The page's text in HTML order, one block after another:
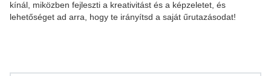
kínál, miközben fejleszti a kreativitást és a képzeletet, és
lehetőséget ad arra, hogy te irányítsd a saját űrutazásodat!